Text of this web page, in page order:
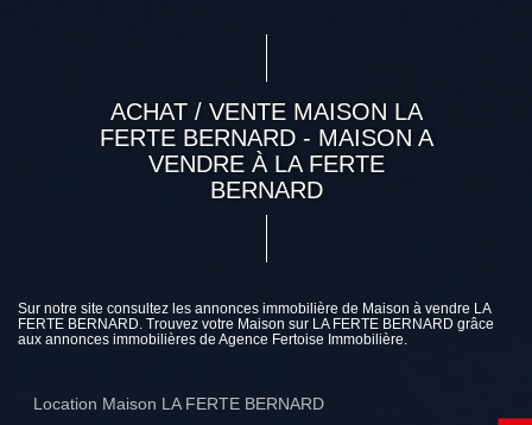
ACHAT / VENTE MAISON LA
FERTE BERNARD - MAISON A
VENDRE À LA FERTE
BERNARD
Sur notre site consultez les annonces immobilière de Maison à vendre LA
FERTE BERNARD. Trouvez votre Maison sur LA FERTE BERNARD grâce
aux annonces immobilières de Agence Fertoise Immobilière.
Location Maison LA FERTE BERNARD